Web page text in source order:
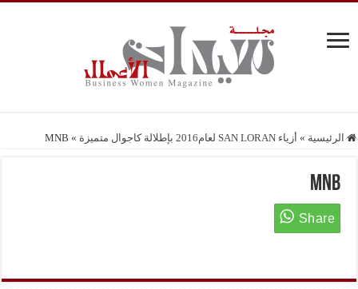
الرئيسية » أزياء SAN LORAN لعام2016 بإطلالة كاجوال متميزة »
MNB
MNB